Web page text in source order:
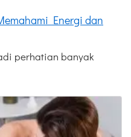
Energi dan
perhatian banyak